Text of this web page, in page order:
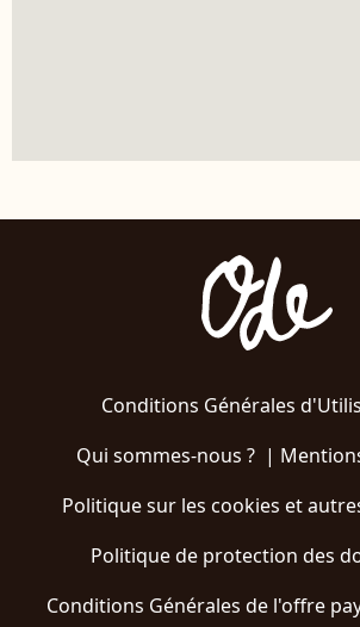
Conditions Générales
Qui sommes-nous ?|
Politique sur les cookies et
Politique de protection des
Conditions Générales de l'offre